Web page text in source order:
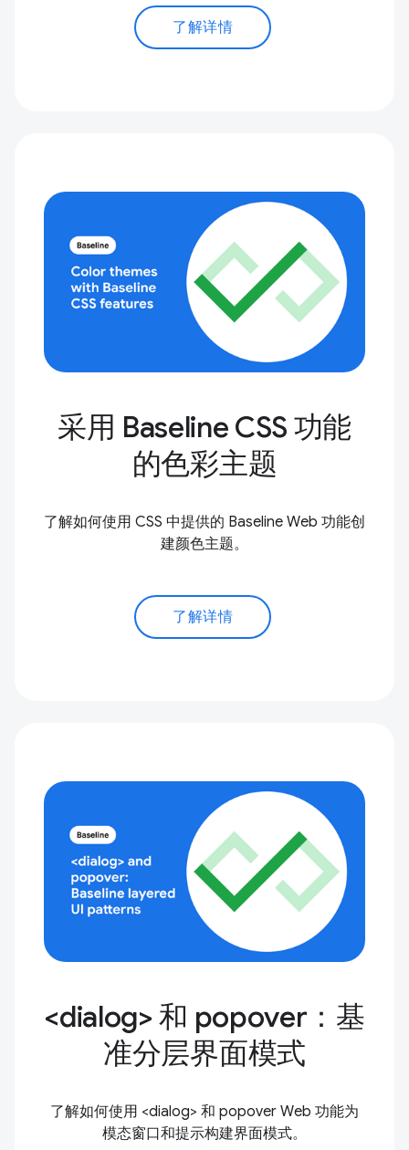
了解详情
采用 Baseline CSS 功能
的色彩主题
了解如何使用 CSS 中提供的 Baseline Web 功能创
建颜色主题。
了解详情
<dialog> 和 popover：基
准分层界面模式
了解如何使用 <dialog> 和 popover Web 功能为
模态窗口和提示构建界面模式。